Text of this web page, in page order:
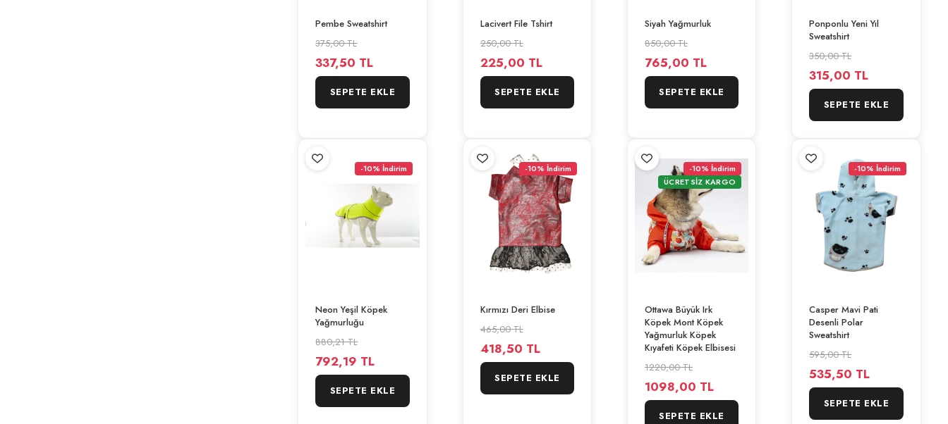
Pembe Sweatshirt
375,00 TL
337,50 TL
SEPETE EKLE
Lacivert File Tshirt
250,00 TL
225,00 TL
SEPETE EKLE
Siyah Yağmurluk
850,00 TL
765,00 TL
SEPETE EKLE
Ponponlu Yeni Yıl
Sweatshirt
350,00 TL
315,00 TL
SEPETE EKLE
-10% İndirim
Neon Yeşil Köpek
Yağmurluğu
880,21 TL
792,19 TL
SEPETE EKLE
-10% İndirim
Kırmızı Deri Elbise
465,00 TL
418,50 TL
SEPETE EKLE
-10% İndirim
ÜCRETSİZ KARGO
Ottawa Büyük Irk
Köpek Mont Köpek
Yağmurluk Köpek
Kıyafeti Köpek Elbisesi
1220,00 TL
1098,00 TL
SEPETE EKLE
-10% İndirim
Casper Mavi Pati
Desenli Polar
Sweatshirt
595,00 TL
535,50 TL
SEPETE EKLE